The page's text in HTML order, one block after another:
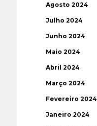
Agosto 2024
Julho 2024
Junho 2024
Maio 2024
Abril 2024
Março 2024
Fevereiro 2024
Janeiro 2024